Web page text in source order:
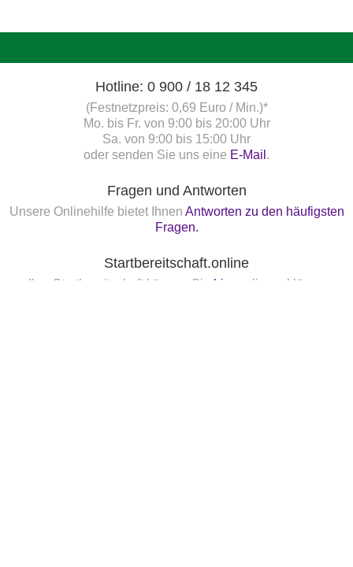
Hotline: 0 900 / 18 12 345
(Festnetzpreis: 0,69 Euro / Min.)*
Mo. bis Fr. von 9:00 bis 20:00 Uhr
Sa. von 9:00 bis 15:00 Uhr
oder senden Sie uns eine E-Mail .
Fragen und Antworten
Unsere Onlinehilfe bietet Ihnen Antworten zu den häufigsten
Fragen.
Startbereitschaft.online
Ihre Startbereitschaft können Sie hier online erklären.